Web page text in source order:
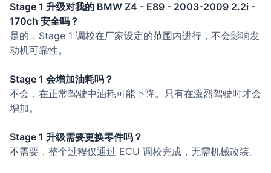
Stage 1 升级对我的 BMW Z4 - E89 - 2003-2009 2.2i -
170ch 安全吗？
是的，Stage 1 调校在厂家设定的范围内进行，不会影响发
动机可靠性。
Stage 1 会增加油耗吗？
不会，在正常驾驶中油耗可能下降。只有在激烈驾驶时才会
增加。
Stage 1 升级需要更换零件吗？
不需要，整个过程仅通过 ECU 调校完成，无需机械改装。